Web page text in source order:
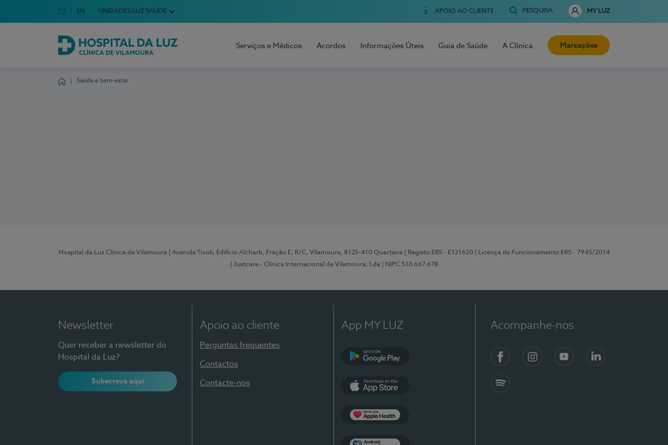
Escolha o seu idioma
Idioma em Português
PT English Language
EN UNIDADES LUZ SAÚDE APOIO AO CLIENTE PESQUISA MY LUZ
Hospital da Luz Clínica de Vilamoura
Serviços e Médicos Acordos Informações Úteis Guia de Saúde A Clínica Marcações
Saúde e bem-estar
Hospital da Luz Clínica de Vilamoura | Avenida Tivoli, Edifício Alcharb, Fração E, R/C, Vilamoura, 8125-410 Quarteira | Registo ERS - E121620
| Licença de Funcionamento ERS - 7945/2014
| Justcare - Clínica Internacional de Vilamoura, Lda
| NIPC 510 667 678
Newsletter
Quer receber a newsletter do
Hospital da Luz?
Subscreva aqui
Apoio ao cliente
Perguntas frequentes
Contactos
Contacte-nos
App MY LUZ Acompanhe-nos